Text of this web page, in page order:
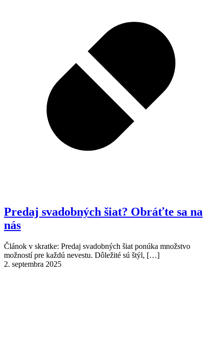
Predaj svadobných šiat? Obráťte sa na
nás
Článok v skratke: Predaj svadobných šiat ponúka množstvo
možností pre každú nevestu. Dôležité sú štýl, […]
2. septembra 2025